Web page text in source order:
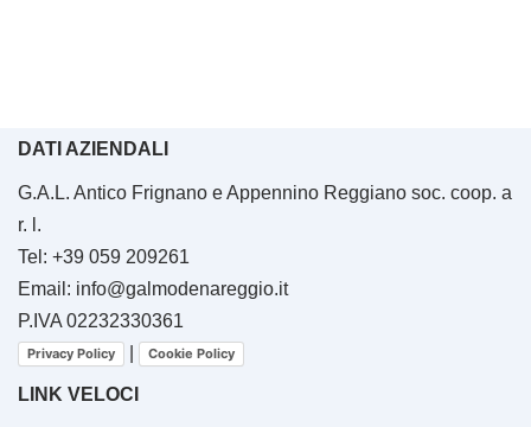
DATI AZIENDALI
G.A.L. Antico Frignano e Appennino Reggiano soc. coop. a
r. l.
Tel: +39 059 209261
Email: info@galmodenareggio.it
P.IVA 02232330361
Privacy Policy Cookie Policy
LINK VELOCI